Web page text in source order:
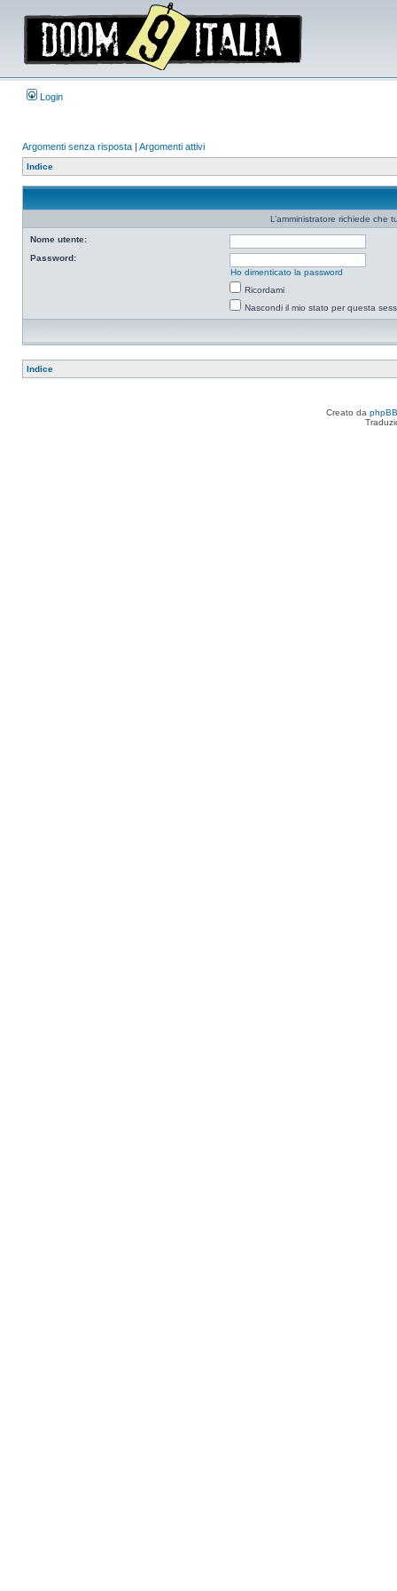
Login
Argomenti senza risposta | Argomenti attivi
Indice
L’amministratore richiede che
Nome utente:
Password:
Ho dimenticato la password
Ricordami
Nascondi il mio stato per questa
Indice
Creato da phpBB